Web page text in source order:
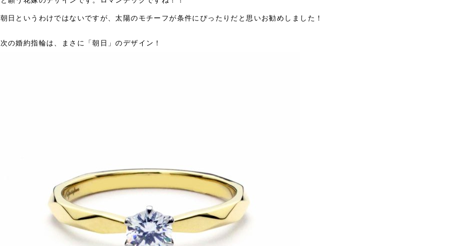
朝日というわけではないですが、太陽のモチーフが条件にぴったりだと思いお勧めしました！
次の婚約指輪は、まさに「朝日」のデザイン！